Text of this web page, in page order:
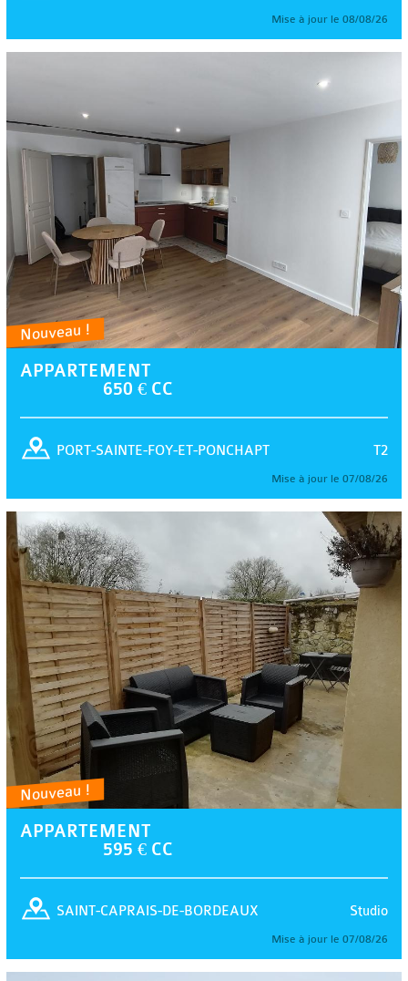
Mise à jour le 08/08/26
Nouveau !
APPARTEMENT
650 € CC
T2
PORT-SAINTE-FOY-ET-PONCHAPT
Mise à jour le 07/08/26
Nouveau !
APPARTEMENT
595 € CC
Studio
SAINT-CAPRAIS-DE-BORDEAUX
Mise à jour le 07/08/26